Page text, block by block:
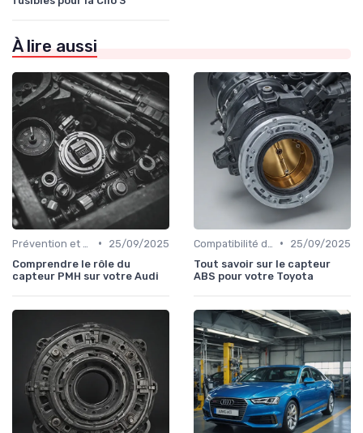
À lire aussi
•
25/09/2025
Comprendre le rôle du
capteur PMH sur votre Audi
•
25/09/2025
Tout savoir sur le capteur
ABS pour votre Toyota